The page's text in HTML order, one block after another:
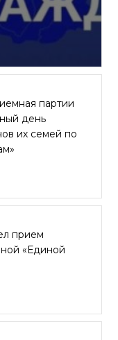
партии
день
их семей по
прием
«Единой